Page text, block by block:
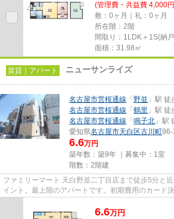
(管理費・共益費 4,000
敷：0ヶ月｜礼：0ヶ月
所在階：2階
間取り：1LDK＋1S(納
面積：31.98㎡
賃貸｜アパート ニューサンライズ
名古屋市営桜通線 「 野並 」駅 徒
名古屋市営桜通線 「 鶴里 」駅
名古屋市営桜通線 「 鳴子北 」駅
愛知県名古屋市天白区古川町96-
6.6万円
築年数：築9年 ｜募集中： 1室
階数：2階建
ファミリーマート 天白野並二丁目店まで徒歩5分と
イント。最上階のアパートです。初期費用のカード
6.6万円